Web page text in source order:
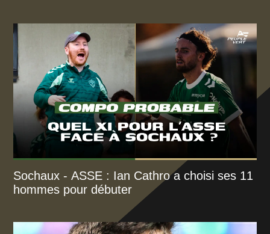
Sochaux - ASSE : Ian Cathro a choisi ses 11
hommes pour débuter